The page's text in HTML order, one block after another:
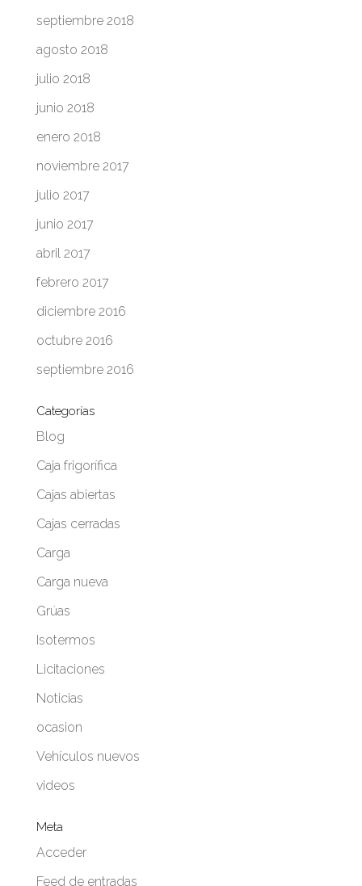
septiembre 2018
agosto 2018
julio 2018
junio 2018
enero 2018
noviembre 2017
julio 2017
junio 2017
abril 2017
febrero 2017
diciembre 2016
octubre 2016
septiembre 2016
Categorías
Blog
Caja frigorífica
Cajas abiertas
Cajas cerradas
Carga
Carga nueva
Grúas
Isotermos
Licitaciones
Noticias
ocasion
Vehículos nuevos
videos
Meta
Acceder
Feed de entradas